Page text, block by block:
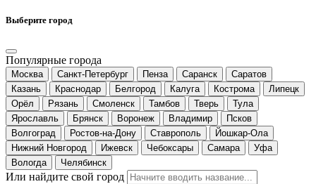
Выберите город
Популярные города
Москва Санкт-Петербург Пенза Саранск
Саратов
Казань
Краснодар Белгород Калуга Кострома
Липецк
Орёл
Рязань Смоленск Тамбов Тверь
Тула
Ярославль
Брянск Воронеж Владимир
Псков
Волгоград
Ростов-на-Дону Ставрополь
Йошкар-Ола
Нижний Новгород
Ижевск Чебоксары Самара
Уфа
Вологда
Челябинск
Или найдите свой город